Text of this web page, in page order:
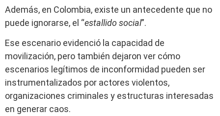
Además, en Colombia, existe un antecedente que no
puede ignorarse, el “estallido social”.
Ese escenario evidenció la capacidad de
movilización, pero también dejaron ver cómo
escenarios legítimos de inconformidad pueden ser
instrumentalizados por actores violentos,
organizaciones criminales y estructuras interesadas
en generar caos.